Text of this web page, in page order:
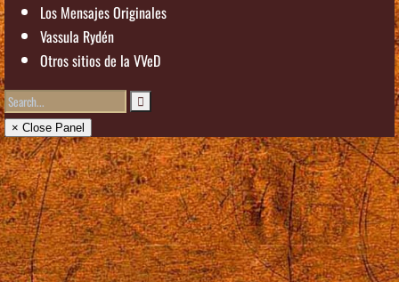
Los Mensajes Originales
Vassula Rydén
Otros sitios de la VVeD
× Close Panel